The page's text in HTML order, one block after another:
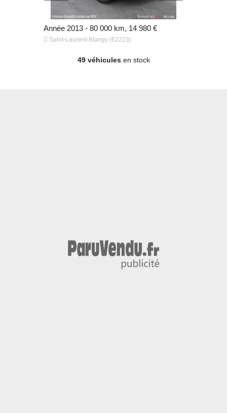
Année 2013 - 80 000 km, 14 980 €
 Saint-Laurent-Blangy (62223)
49 véhiculesen stock